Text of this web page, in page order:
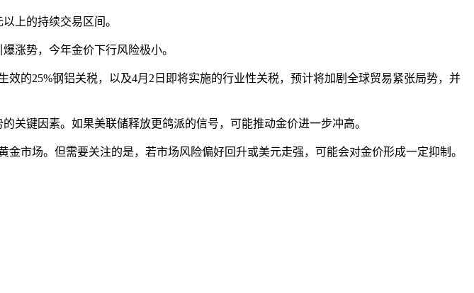
上的持续交易区间。
涨势，今年金价下行风险极小。
的25%钢铝关税，以及4月2日即将实施的行业性关税，预计将加剧全球贸易紧张局势，并
关键因素。如果美联储释放更鸽派的信号，可能推动金价进一步冲高。
市场。但需要关注的是，若市场风险偏好回升或美元走强，可能会对金价形成一定抑制。